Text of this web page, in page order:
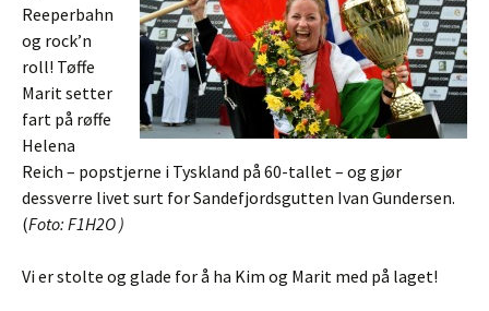
Reeperbahn
og rock’n
roll! Tøffe
Marit setter
fart på røffe
Helena
Reich – popstjerne i Tyskland på 60-tallet – og gjør
dessverre livet surt for Sandefjordsgutten Ivan Gundersen.
(Foto: F1H2O )
Vi er stolte og glade for å ha Kim og Marit med på laget!